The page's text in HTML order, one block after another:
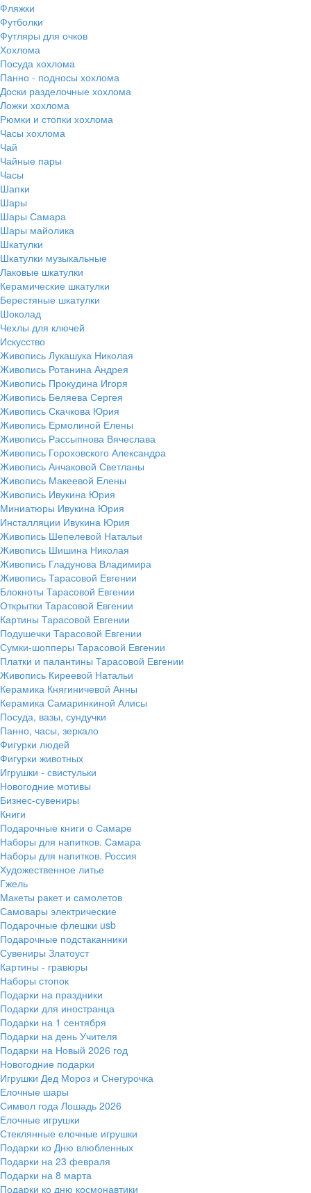
Фляжки
Футболки
Футляры для очков
Хохлома
Посуда хохлома
Панно - подносы хохлома
Доски разделочные хохлома
Ложки хохлома
Рюмки и стопки хохлома
Часы хохлома
Чай
Чайные пары
Часы
Шапки
Шары
Шары Самара
Шары майолика
Шкатулки
Шкатулки музыкальные
Лаковые шкатулки
Керамические шкатулки
Берестяные шкатулки
Шоколад
Чехлы для ключей
Искусство
Живопись Лукашука Николая
Живопись Ротанина Андрея
Живопись Прокудина Игоря
Живопись Беляева Сергея
Живопись Скачкова Юрия
Живопись Ермолиной Елены
Живопись Рассыпнова Вячеслава
Живопись Гороховского Александра
Живопись Анчаковой Светланы
Живопись Макеевой Елены
Живопись Ивукина Юрия
Миниатюры Ивукина Юрия
Инсталляции Ивукина Юрия
Живопись Шепелевой Натальи
Живопись Шишина Николая
Живопись Гладунова Владимира
Живопись Тарасовой Евгении
Блокноты Тарасовой Евгении
Открытки Тарасовой Евгении
Картины Тарасовой Евгении
Подушечки Тарасовой Евгении
Сумки-шопперы Тарасовой Евгении
Платки и палантины Тарасовой Евгении
Живопись Киреевой Натальи
Керамика Княгиничевой Анны
Керамика Самаринкиной Алисы
Посуда, вазы, сундучки
Панно, часы, зеркало
Фигурки людей
Фигурки животных
Игрушки - свистульки
Новогодние мотивы
Бизнес-сувениры
Книги
Подарочные книги о Самаре
Наборы для напитков. Самара
Наборы для напитков. Россия
Художественное литье
Гжель
Макеты ракет и самолетов
Самовары электрические
Подарочные флешки usb
Подарочные подстаканники
Сувениры Златоуст
Картины - гравюры
Наборы стопок
Подарки на праздники
Подарки для иностранца
Подарки на 1 сентября
Подарки на день Учителя
Подарки на Новый 2026 год
Новогодние подарки
Игрушки Дед Мороз и Снегурочка
Елочные шары
Символ года Лошадь 2026
Елочные игрушки
Стеклянные елочные игрушки
Подарки ко Дню влюбленных
Подарки на 23 февраля
Подарки на 8 марта
Подарки ко дню космонавтики